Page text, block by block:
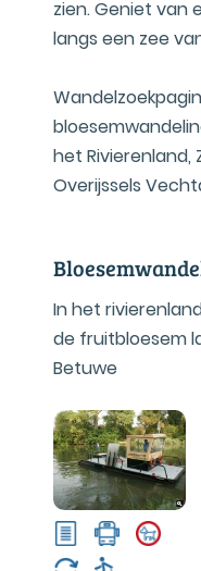
zien. Geniet van
langs een zee
het Rivierenland,
Overijssels
In het
de fruitbloesem
Betuwe